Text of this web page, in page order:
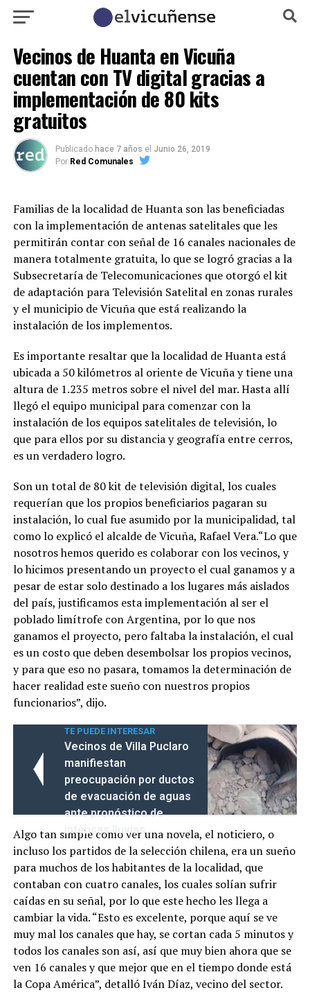
Vecinos de Huanta en Vicuña
cuentan con TV digital gracias a
implementación de 80 kits
gratuitos
Publicado hace 7 años el Junio 26, 2019
Por Red Comunales
Familias de la localidad de Huanta son las beneficiadas
con la implementación de antenas satelitales que les
permitirán contar con señal de 16 canales nacionales de
manera totalmente gratuita, lo que se logró gracias a la
Subsecretaría de Telecomunicaciones que otorgó el kit
de adaptación para Televisión Satelital en zonas rurales
y el municipio de Vicuña que está realizando la
instalación de los implementos.
Es importante resaltar que la localidad de Huanta está
ubicada a 50 kilómetros al oriente de Vicuña y tiene una
altura de 1.235 metros sobre el nivel del mar. Hasta allí
llegó el equipo municipal para comenzar con la
instalación de los equipos satelitales de televisión, lo
que para ellos por su distancia y geografía entre cerros,
es un verdadero logro.
Son un total de 80 kit de televisión digital, los cuales
requerían que los propios beneficiarios pagaran su
instalación, lo cual fue asumido por la municipalidad, tal
como lo explicó el alcalde de Vicuña, Rafael Vera.“Lo que
nosotros hemos querido es colaborar con los vecinos, y
lo hicimos presentando un proyecto el cual ganamos y a
pesar de estar solo destinado a los lugares más aislados
del país, justificamos esta implementación al ser el
poblado limítrofe con Argentina, por lo que nos
ganamos el proyecto, pero faltaba la instalación, el cual
es un costo que deben desembolsar los propios vecinos,
y para que eso no pasara, tomamos la determinación de
hacer realidad este sueño con nuestros propios
funcionarios”, dijo.
TE PUEDE INTERESAR
Vecinos de Villa Puclaro
manifiestan
preocupación por ductos
de evacuación de aguas
ante pronóstico de
intensas lluvias
Algo tan simple como ver una novela, el noticiero, o
incluso los partidos de la selección chilena, era un sueño
para muchos de los habitantes de la localidad, que
contaban con cuatro canales, los cuales solían sufrir
caídas en su señal, por lo que este hecho les llega a
cambiar la vida. “Esto es excelente, porque aquí se ve
muy mal los canales que hay, se cortan cada 5 minutos y
todos los canales son así, así que muy bien ahora que se
ven 16 canales y que mejor que en el tiempo donde está
la Copa América”, detalló Iván Díaz, vecino del sector.